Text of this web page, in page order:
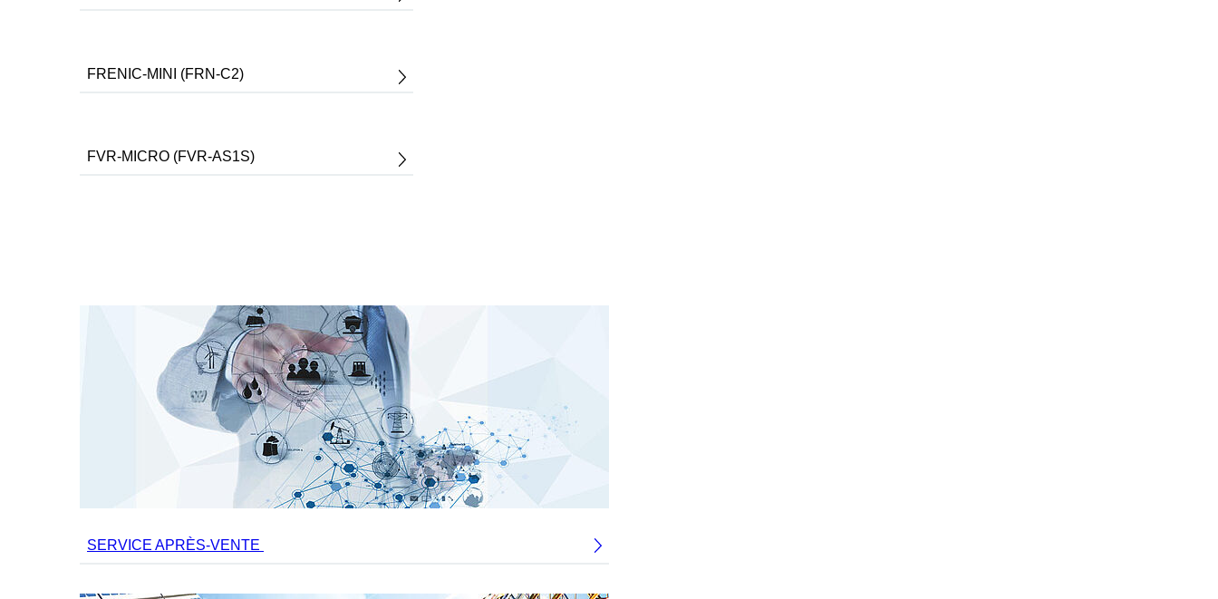
FRENIC-MINI (FRN-C2)
FVR-MICRO (FVR-AS1S)
SERVICE APRÈS-VENTE